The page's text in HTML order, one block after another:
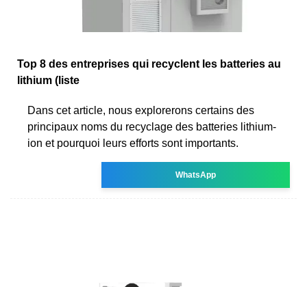
Top 8 des entreprises qui recyclent les batteries au
lithium (liste
Dans cet article, nous explorerons certains des
principaux noms du recyclage des batteries lithium-
ion et pourquoi leurs efforts sont importants.
WhatsApp